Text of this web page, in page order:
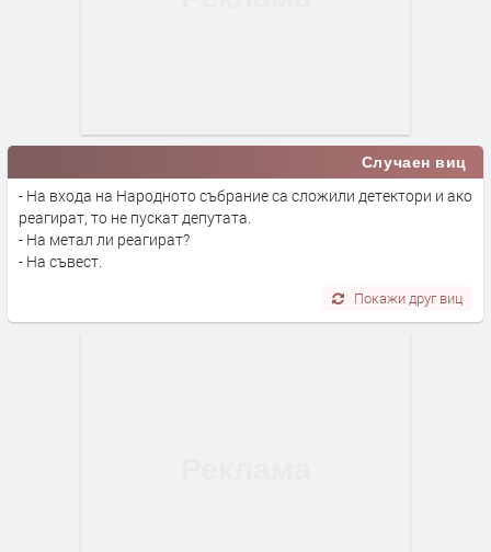
Случаен виц
- На входа на Народното събрание са сложили детектори и ако
реагират, то не пускат депутата.
- На метал ли реагират?
- На съвест.
Покажи друг виц